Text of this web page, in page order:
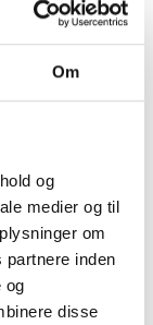
Om
og
medier og til
om
inden
og
disse